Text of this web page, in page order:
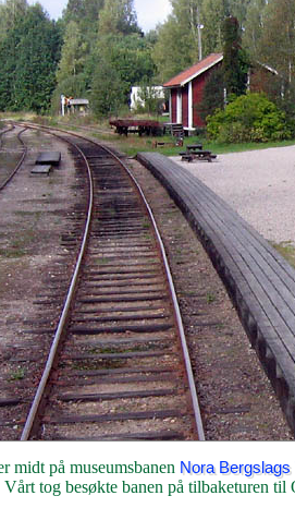
midt på museumsbanen Nora
Vårt tog besøkte banen på tilbaketuren